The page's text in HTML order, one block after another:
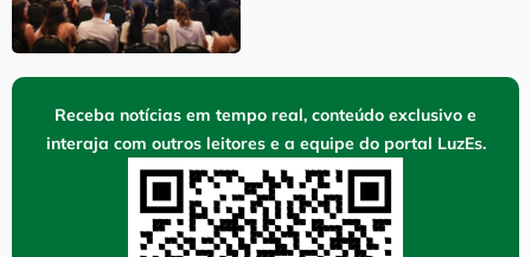
Receba notícias em tempo real, conteúdo exclusivo e
interaja com outros leitores e a equipe do portal LuzEs.